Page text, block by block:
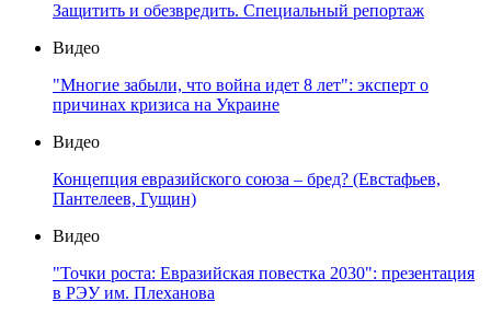
Защитить и обезвредить. Специальный репортаж
Видео
"Многие забыли, что война идет 8 лет": эксперт о
причинах кризиса на Украине
Видео
Концепция евразийского союза – бред? (Евстафьев,
Пантелеев, Гущин)
Видео
"Точки роста: Евразийская повестка 2030": презентация
в РЭУ им. Плеханова